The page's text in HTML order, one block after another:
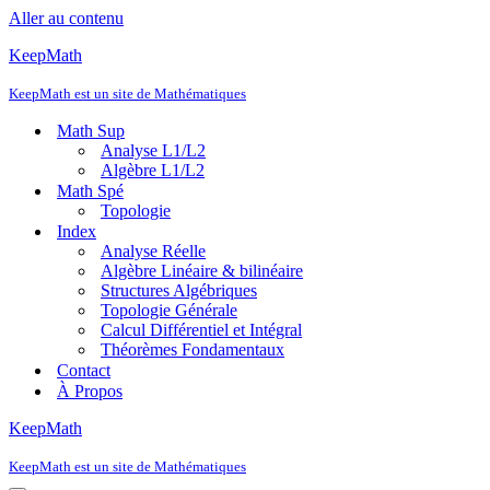
Aller au contenu
KeepMath
KeepMath est un site de Mathématiques
Math Sup
Analyse L1/L2
Algèbre L1/L2
Math Spé
Topologie
Index
Analyse Réelle
Algèbre Linéaire & bilinéaire
Structures Algébriques
Topologie Générale
Calcul Différentiel et Intégral
Théorèmes Fondamentaux
Contact
À Propos
KeepMath
KeepMath est un site de Mathématiques